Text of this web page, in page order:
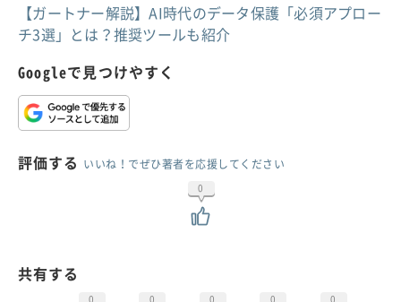
【ガートナー解説】AI時代のデータ保護「必須アプロー
チ3選」とは？推奨ツールも紹介
Googleで見つけやすく
評価する いいね！でぜひ著者を応援してください
0
共有する
0 0 0 0 0